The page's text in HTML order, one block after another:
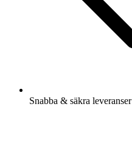
Snabba & säkra leveranser